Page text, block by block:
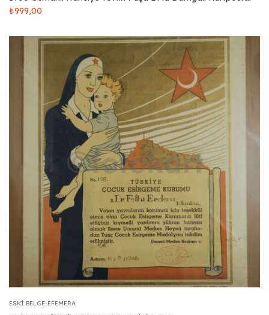
₺999,00
ESKI BELGE-EFEMERA